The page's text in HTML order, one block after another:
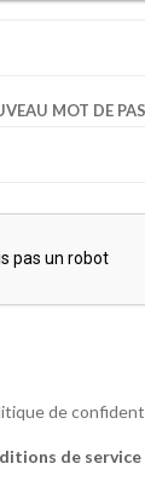
MOT DE
de
de service